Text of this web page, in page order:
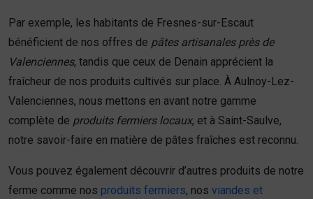
Par exemple, les habitants de Fresnes-sur-Escaut
bénéficient de nos offres de pâtes artisanales près de
Valenciennes, tandis que ceux de Denain apprécient la
fraîcheur de nos produits cultivés sur place. À Aulnoy-Lez-
Valenciennes, nous mettons en avant notre gamme
complète de produits fermiers locaux, et à Saint-Saulve,
notre savoir-faire en matière de pâtes fraîches est reconnu.
Vous pouvez également découvrir d’autres produits de notre
ferme comme nos produits fermiers, nos viandes et